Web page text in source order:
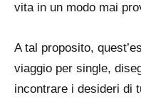
vita in un modo mai
A tal proposito,
viaggio per single,
incontrare i desideri di